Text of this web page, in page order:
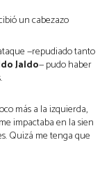
un cabezazo
—repudiado tanto
Jaldo— pudo haber
más a la izquierda,
impactaba en la sien
Quizá me tenga que